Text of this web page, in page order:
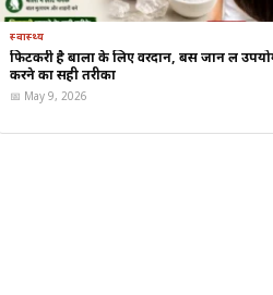
स्वास्थ्य
फिटकरी है बालों के लिए वरदान, बस जान लें
करने का सही तरीका
📅 May 9, 2026